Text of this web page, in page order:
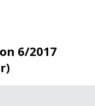
6/2017